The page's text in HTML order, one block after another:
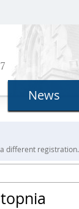
News
different registration.